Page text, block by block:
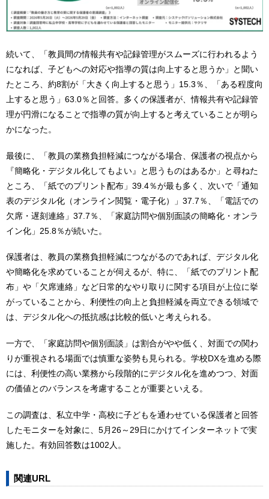
続いて、「教員間の情報共有や記録管理がスムーズに行われるよう
になれば、子どもへの対応や指導の質は向上すると思うか」と聞い
たところ、約8割が「大きく向上すると思う」15.3％、「ある程度向
上すると思う」63.0％と回答。多くの保護者が、情報共有や記録管
理が円滑になることで指導の質が向上すると考えていることが明ら
かになった。
最後に、「教員の業務負担軽減につながる場合、保護者の視点から
『簡略化・デジタル化してもよい』と思うものはあるか」と尋ねた
ところ、「紙でのプリント配布」39.4％が最も多く、次いで「通知
表のデジタル化（オンライン閲覧・電子化）」37.7％、「電話での
欠席・遅刻連絡」37.7％、「家庭訪問や個別面談の簡略化・オンラ
イン化」25.8％が続いた。
保護者は、教員の業務負担軽減につながるのであれば、デジタル化
や簡略化を求めていることが伺えるが、特に、「紙でのプリント配
布」や「欠席連絡」など日常的なやり取りに関する項目が上位に挙
がっていることから、利便性の向上と負担軽減を両立できる領域で
は、デジタル化への抵抗感は比較的低いと考えられる。
一方で、「家庭訪問や個別面談」は割合がやや低く、対面での関わ
りが重視される場面では慎重な姿勢も見られる。学校DXを進める際
には、利便性の高い業務から段階的にデジタル化を進めつつ、対面
の価値とのバランスを考慮することが重要といえる。
この調査は、私立中学・高校に子どもを通わせている保護者と回答
したモニターを対象に、5月26～29日にかけてインターネットで実
施した。有効回答数は1002人。
関連URL